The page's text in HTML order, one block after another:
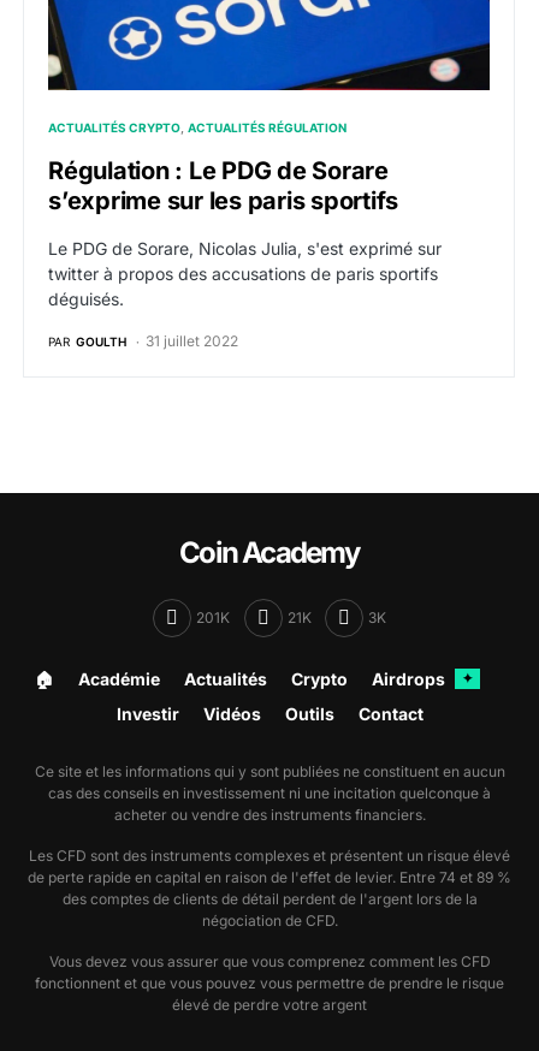
ACTUALITÉS CRYPTO ACTUALITÉS RÉGULATION
Régulation : Le PDG de Sorare
s’exprime sur les paris sportifs
Le PDG de Sorare, Nicolas Julia, s'est exprimé sur
twitter à propos des accusations de paris sportifs
déguisés.
PAR GOULTH 31 juillet 2022
Coin Academy
201K 21K 3K
🏠︎ Académie Actualités Crypto Airdrops ✦
Investir Vidéos Outils Contact
Ce site et les informations qui y sont publiées ne constituent en aucun
cas des conseils en investissement ni une incitation quelconque à
acheter ou vendre des instruments financiers.
Les CFD sont des instruments complexes et présentent un risque élevé
de perte rapide en capital en raison de l'effet de levier. Entre 74 et 89 %
des comptes de clients de détail perdent de l'argent lors de la
négociation de CFD.
Vous devez vous assurer que vous comprenez comment les CFD
fonctionnent et que vous pouvez vous permettre de prendre le risque
élevé de perdre votre argent